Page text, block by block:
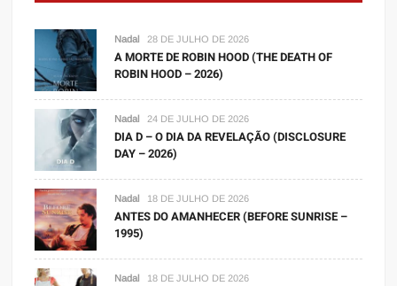
Nadal 28 DE JULHO DE 2026
A MORTE DE ROBIN HOOD (THE DEATH OF
ROBIN HOOD – 2026)
Nadal 24 DE JULHO DE 2026
DIA D – O DIA DA REVELAÇÃO (DISCLOSURE
DAY – 2026)
Nadal 18 DE JULHO DE 2026
ANTES DO AMANHECER (BEFORE SUNRISE –
1995)
Nadal 18 DE JULHO DE 2026